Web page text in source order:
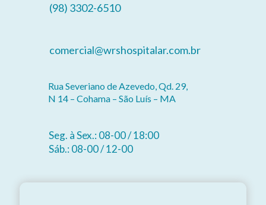
(98) 3302-6510
comercial@wrshospitalar.com.br
Rua Severiano de Azevedo, Qd. 29,
N 14 – Cohama – São Luís – MA
Seg. à Sex.: 08-00 / 18:00
Sáb.: 08-00 / 12-00